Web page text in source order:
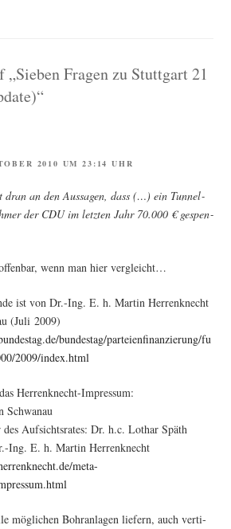
Fragen zu Stuttgart 21
2010 UM 23:14 UHR
dran an den Aus­sa­gen, dass (…) ein Tun­nel­
der CDU im letz­ten Jahr 70.000 € gespen­
wenn man hier vergleicht…
ist von Dr.-Ing. E. h. Mar­tin Her­ren­knecht
(Juli 2009)
bundestag/parteienfinanzierung/fu
2009/index.html
Herrenknecht-Impressum:
Schwanau
des Auf­sichts­ra­tes: Dr. h.c. Lothar Späth
Ing. E. h. Mar­tin Herrenknecht
meta-
mög­li­chen Bohr­an­la­gen lie­fern, auch ver­ti­